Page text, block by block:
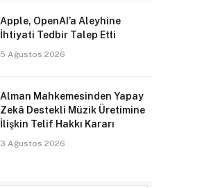
Apple, OpenAI’a Aleyhine
İhtiyati Tedbir Talep Etti
5 Ağustos 2026
Alman Mahkemesinden Yapay
Zekâ Destekli Müzik Üretimine
İlişkin Telif Hakkı Kararı
3 Ağustos 2026